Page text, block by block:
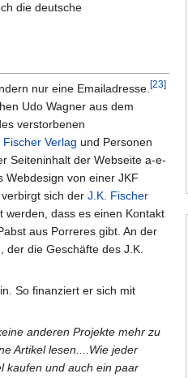
die deutsche
nur eine Emailadresse.[23]
Udo Wagner aus dem
verstorbenen
Fischer Verlag und Personen
Seiteninhalt der Webseite a-e-
Webdesign von einer JKF
sich der J.K. Fischer
werden, dass es einen Kontakt
aus Porreres gibt. An der
der die Geschäfte des J.K.
So finanziert er sich mit
anderen Projekte mehr zu
Artikel lesen....Wie jeder
kaufen und auch ein paar